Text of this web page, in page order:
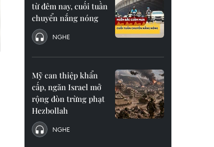
từ đêm nay, cuối tuần
chuyển nắng nóng
NGHE
Mỹ can thiệp khẩn
cấp, ngăn Israel mở
rộng đòn trừng phạt
Hezbollah
NGHE